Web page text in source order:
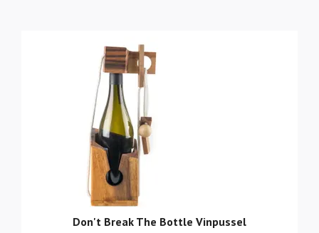
Don't Break The Bottle Vinpussel